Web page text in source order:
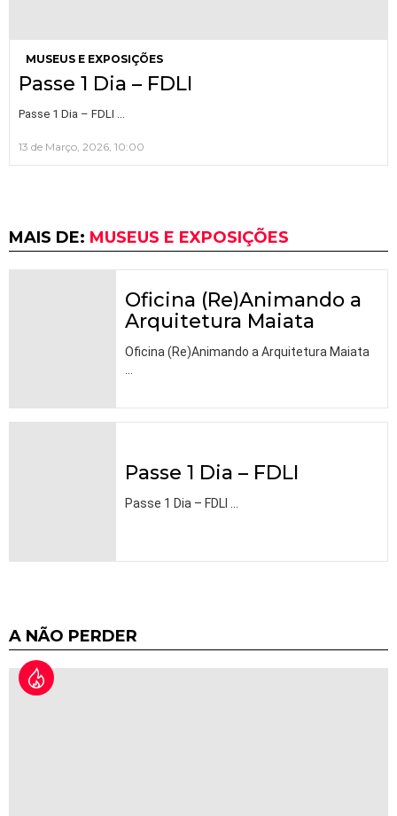
MUSEUS E EXPOSIÇÕES
Passe 1 Dia – FDLI
Passe 1 Dia – FDLI
13 de Março, 2026, 10:00
MAIS DE: MUSEUS E EXPOSIÇÕES
Oficina (Re)Animando a
Arquitetura Maiata
Oficina (Re)Animando a Arquitetura Maiata
Passe 1 Dia – FDLI
Passe 1 Dia – FDLI
A NÃO PERDER